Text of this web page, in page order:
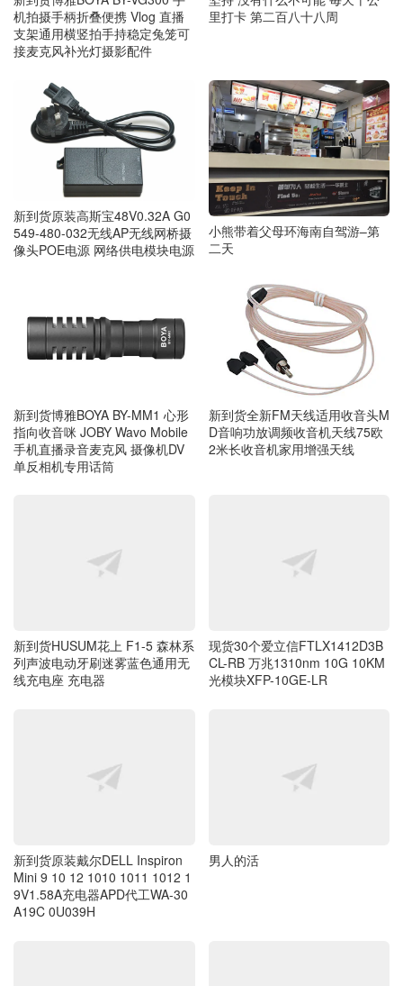
机拍摄手柄折叠便携 Vlog 直播
支架通用横竖拍手持稳定兔笼可
接麦克风补光灯摄影配件
里打卡 第二百八十八周
新到货原装高斯宝48V0.32A G0
549-480-032无线AP无线网桥摄
像头POE电源 网络供电模块电源
小熊带着父母环海南自驾游–第
二天
新到货博雅BOYA BY-MM1 心形
指向收音咪 JOBY Wavo Mobile
手机直播录音麦克风 摄像机DV
单反相机专用话筒
新到货全新FM天线适用收音头M
D音响功放调频收音机天线75欧
2米长收音机家用增强天线
新到货HUSUM花上 F1-5 森林系
列声波电动牙刷迷雾蓝色通用无
线充电座 充电器
现货30个爱立信FTLX1412D3B
CL-RB 万兆1310nm 10G 10KM
光模块XFP-10GE-LR
新到货原装戴尔DELL Inspiron
Mini 9 10 12 1010 1011 1012 1
9V1.58A充电器APD代工WA-30
A19C 0U039H
男人的活